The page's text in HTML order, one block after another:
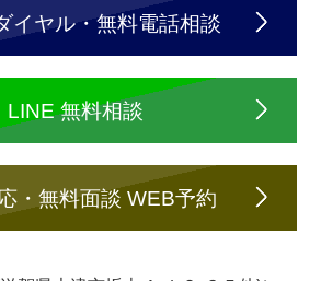
イヤル・無料電話相談
LINE 無料相談
・無料面談 WEB予約